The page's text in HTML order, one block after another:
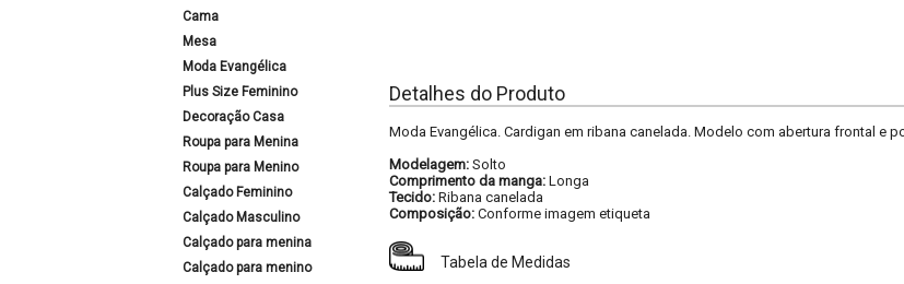
Cama
Mesa
Moda Evangélica
Plus Size Feminino
Decoração Casa
Roupa para Menina
Roupa para Menino
Calçado Feminino
Calçado Masculino
Calçado para menina
Calçado para menino
Detalhes do Produto
Moda Evangélica. Cardigan em ribana canelada. Modelo com abertura frontal e
Modelagem: Solto
Comprimento da manga: Longa
Tecido: Ribana canelada
Composição: Conforme imagem etiqueta
Tabela de Medidas